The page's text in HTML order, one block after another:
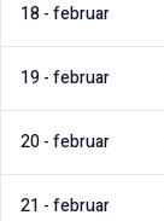
18-februar
19-februar
20-februar
21 -februar